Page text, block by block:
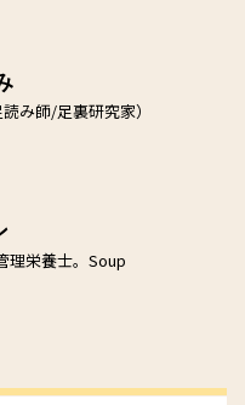
み師/足裏研究家）
理栄養士。Soup